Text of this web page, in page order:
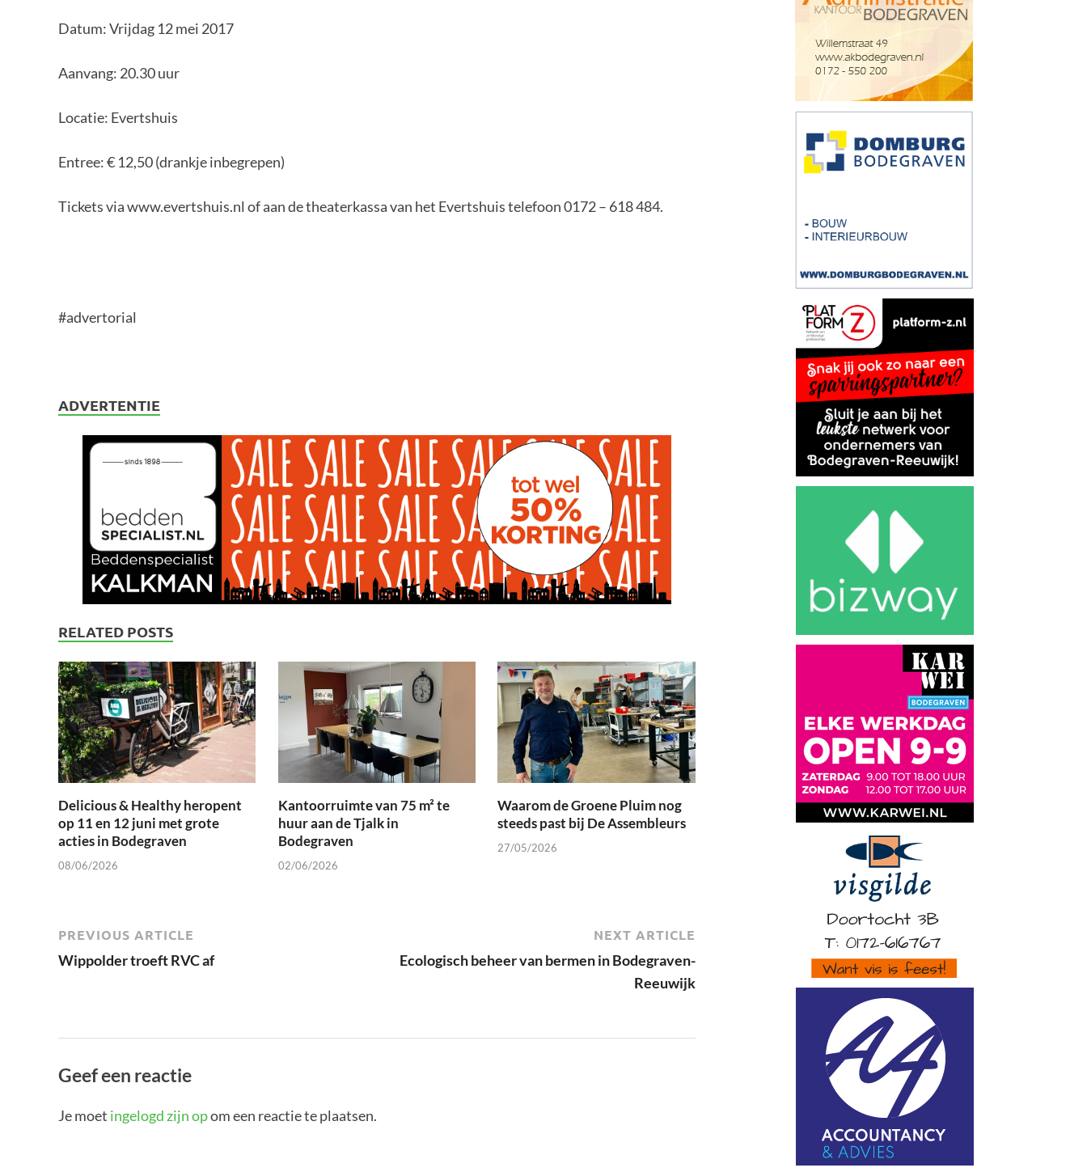
Datum: Vrijdag 12 mei 2017
Aanvang: 20.30 uur
Locatie: Evertshuis
Entree: € 12,50 (drankje inbegrepen)
Tickets via www.evertshuis.nl of aan de theaterkassa van het Evertshuis telefoon 0172 – 618 484.
#advertorial
ADVERTENTIE
RELATED POSTS
Delicious & Healthy heropent
op 11 en 12 juni met grote
acties in Bodegraven
08/06/2026
Kantoorruimte van 75 m² te
huur aan de Tjalk in
Bodegraven
02/06/2026
Waarom de Groene Pluim nog
steeds past bij De Assembleurs
27/05/2026
PREVIOUS ARTICLE
Wippolder troeft RVC af
NEXT ARTICLE
Ecologisch beheer van bermen in Bodegraven-
Reeuwijk
Geef een reactie
Je moet ingelogd zijn opom een reactie te plaatsen.